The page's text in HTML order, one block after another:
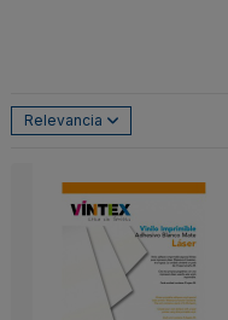
Relevancia